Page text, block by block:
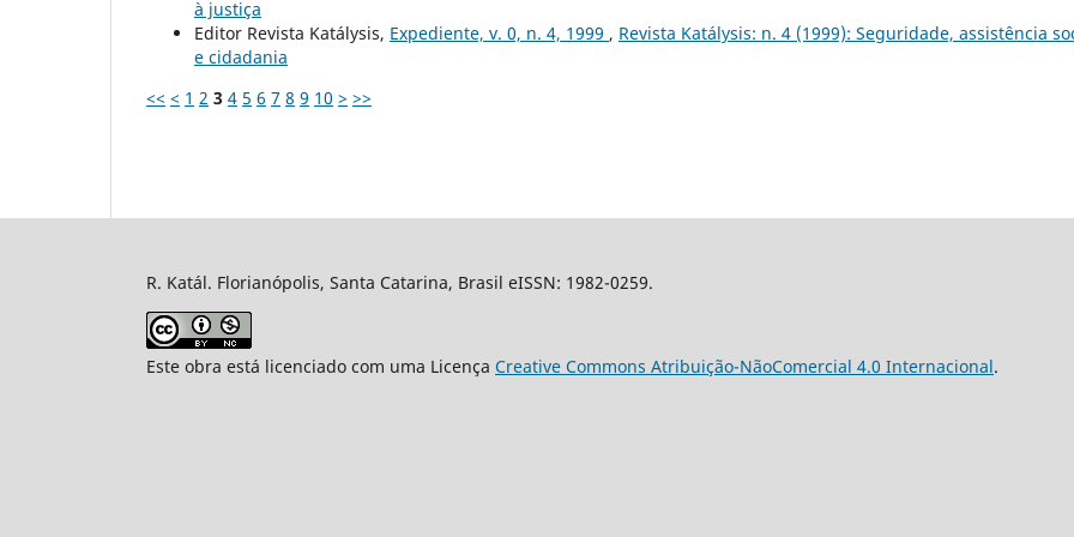
à justiça
Editor Revista Katálysis, Expediente, v. 0, n. 4, 1999 , Revista Katálysis: n. 4 (1999): Seguridade, assistência
e cidadania
<< < 1 2 3 4 5 6 7 8 9 10 > >>
R. Katál. Florianópolis, Santa Catarina, Brasil eISSN: 1982-0259.
Este obra está licenciado com uma Licença Creative Commons Atribuição-NãoComercial 4.0 Internacional.